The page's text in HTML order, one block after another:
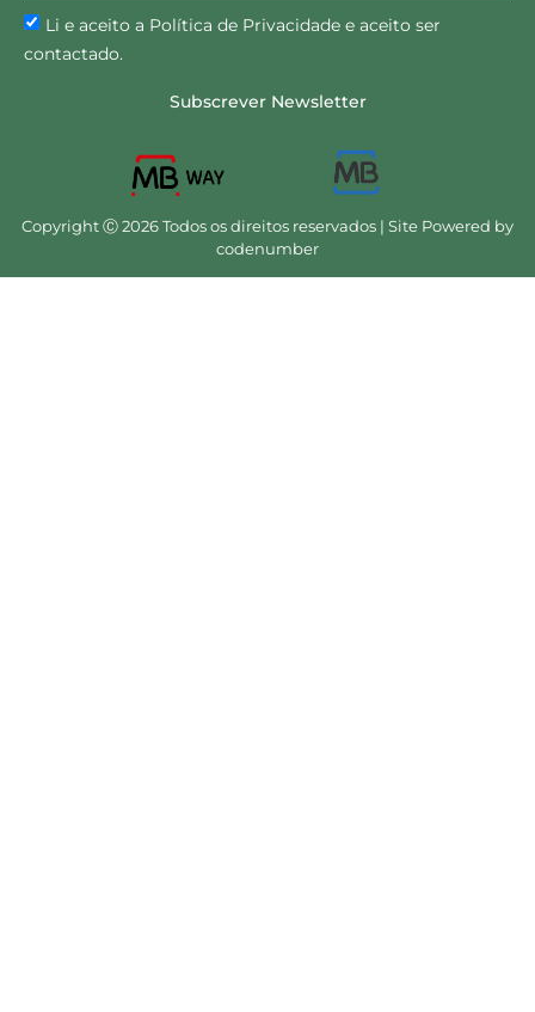
Li e aceito a Política de Privacidade e aceito ser
contactado.
Subscrever Newsletter
Copyright Ⓒ 2026 Todos os direitos reservados | Site Powered by
codenumber